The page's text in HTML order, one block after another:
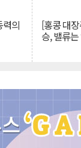
의 [홍콩 대
승, 밸류